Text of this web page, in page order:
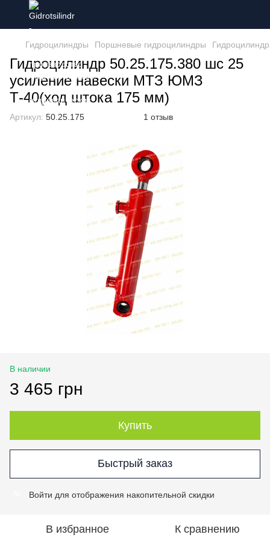
Гидроцилиндры Поршневые гидроцилиндры
Гидроцилиндр 50.25.175.380 шс 25
усиление навески МТЗ ЮМЗ
Т-40(ход штока 175 мм)
Артикул: 50.25.175 1 отзыв
В наличии
3 465 грн
Купить
Быстрый заказ
Войти для отображения накопительной скидки
В избранное К сравнению